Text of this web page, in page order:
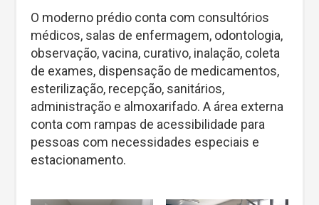
O moderno prédio conta com consultórios
médicos, salas de enfermagem, odontologia,
observação, vacina, curativo, inalação, coleta
de exames, dispensação de medicamentos,
esterilização, recepção, sanitários,
administração e almoxarifado. A área externa
conta com rampas de acessibilidade para
pessoas com necessidades especiais e
estacionamento.